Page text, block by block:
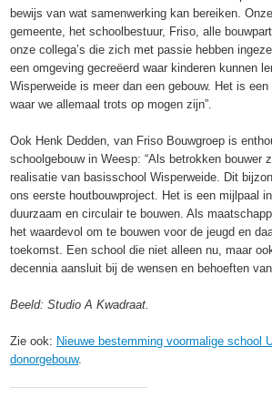
bewijs van wat samenwerking kan bereiken.
gemeente, het schoolbestuur, Friso, alle
onze collega’s die zich met passie hebben
een omgeving gecreëerd waar kinderen kunnen
Wisperweide is meer dan een gebouw. Het is
waar we allemaal trots op mogen zijn”.
Ook Henk Dedden, van Friso Bouwgroep is
schoolgebouw in Weesp: “Als betrokken bouwer
realisatie van basisschool Wisperweide. Dit
ons eerste houtbouwproject. Het is een mijlpaal
duurzaam en circulair te bouwen. Als
het waardevol om te bouwen voor de jeugd en
toekomst. Een school die niet alleen nu, maar
decennia aansluit bij de wensen en behoeften
Beeld: Studio A Kwadraat.
Zie ook: Nieuwe bestemming voormalige school
donorgebouw.